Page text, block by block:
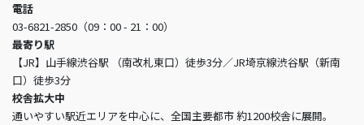
電話
03-6821-2850（09：00 - 21：00）
最寄り駅
【JR】山手線渋谷駅 （南改札東口）徒歩3分／JR埼京線渋谷駅（新南
口）徒歩3分
校舎拡大中
通いやすい駅近エリアを中心に、全国主要都市 約1200校舎に展開。